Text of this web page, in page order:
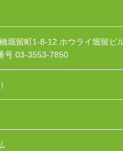
堀留町1-8-12 ホウライ堀留ビ
号 03-3553-7850